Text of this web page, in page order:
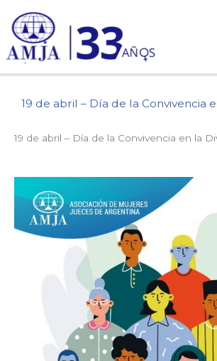
contenido
19 de abril – Día de la Convivencia
19 de abril – Día de la Convivencia en la